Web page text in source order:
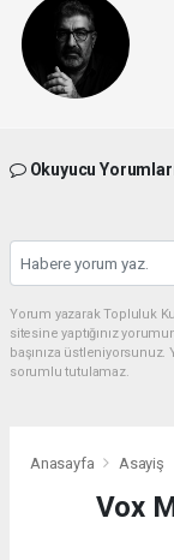
Okuyucu
Yorum yazarak Topluluk
sitesine yaptığınız
başınıza
sorumlu tutulamaz.
Anasayfa Asayiş
Vox